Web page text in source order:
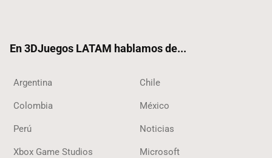
En 3DJuegos LATAM hablamos de...
Argentina Chile
Colombia México
Perú Noticias
Xbox Game Studios Microsoft